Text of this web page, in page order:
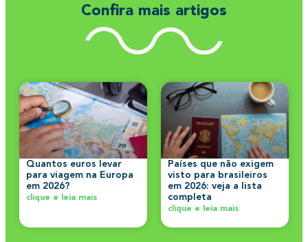
Confira mais artigos
Quantos euros levar
para viagem na Europa
em 2026?
clique e leia mais
Países que não exigem
visto para brasileiros
em 2026: veja a lista
completa
clique e leia mais